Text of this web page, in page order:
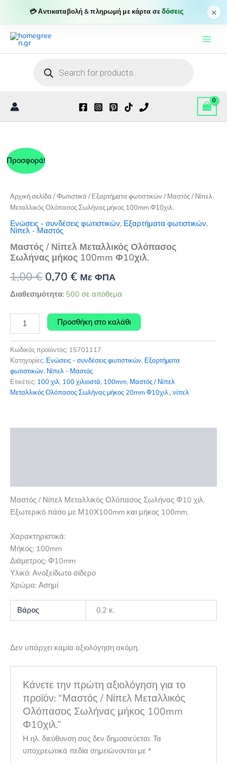
💳 Αντικαταβολή & πληρωμή με κάρτα σεδόσεις ×
Μετάβαση
στο
περιεχόμενο
search
Προσφορά!
Αρχική σελίδα /Φωτιστικά / Εξαρτήματα φωτιστικών / Μαστός / Νίπελ
Μεταλλικός Ολόπασος Σωλήνας μήκος 100mm Φ10χιλ.
Ενώσεις - συνδέσεις φωτιστικών, Εξαρτήματα φωτιστικών,
Νίπελ - Μαστός
Μαστός / Νίπελ Μεταλλικός Ολόπασος
Σωλήνας μήκος 100mm Φ10χιλ.
1,00€ Original
price
was:
1,00 €.
0,70 €Η
τρέχουσα
τιμή
είναι:
0,70 €.
Με ΦΠΑ
Διαθεσιμότητα: 500 σε απόθεμα
Μεταλλικός
Ολόπασος
Σωλήνας
μήκος
100mm
Προσθήκη στο καλάθι
Κωδικός προϊόντος: 15701117
Κατηγορίες: Ενώσεις - συνδέσεις φωτιστικών, Εξαρτήματα
φωτιστικών, Νίπελ - Μαστός
Ετικέτες: 100 χιλ, 100 χιλιοστά, 100mm, Μαστός / Νίπελ
Μεταλλικός Ολόπασος Σωλήνας μήκος 20mm Φ10χιλ., νίπελ
Μαστός / Νίπελ Μεταλλικός Ολόπασος Σωλήνας Φ10 χιλ.
Εξωτερικό πάσο με Μ10Χ100mm και μήκος 100mm.
Χαρακτηριστικά:
Μήκος: 100mm
Διάμετρος: Φ10mm
Υλικό: Ανοξείδωτο σίδερο
Χρώμα: Ασημί
Βάρος 0,2 κ.
Δεν υπάρχει καμία αξιολόγηση ακόμη.
Κάνετε την πρώτη αξιολόγηση για το
προϊόν: “Μαστός / Νίπελ Μεταλλικός
Ολόπασος Σωλήνας μήκος 100mm
Φ10χιλ.”
Η ηλ. διεύθυνση σας δεν δημοσιεύεται. Τα
υποχρεωτικά πεδία σημειώνονται με*
Μεταλλικός
Σωλήνας
μήκος
100mm